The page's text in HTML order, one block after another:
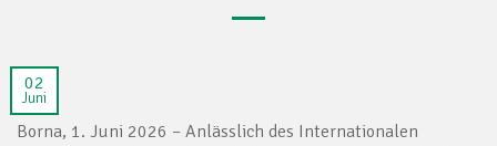
02
Juni
Borna, 1. Juni 2026 – Anlässlich des Internationalen